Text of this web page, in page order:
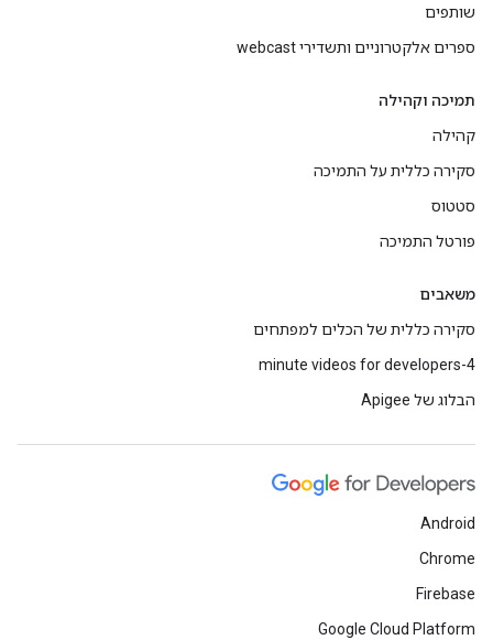
שותפים
ספרים אלקטרוניים ותשדירי webcast
תמיכה וקהילה
קהילה
סקירה כללית על התמיכה
סטטוס
פורטל התמיכה
משאבים
סקירה כללית של הכלים למפתחים
4-minute videos for developers
הבלוג של Apigee
Android
Chrome
Firebase
Google Cloud Platform